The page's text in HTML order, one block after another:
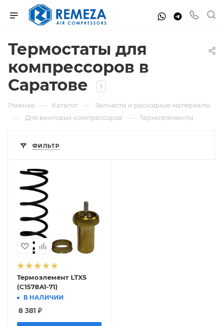
Термостаты для
компрессоров в
Саратове
1
Главная — Каталог — Запчасти и расходные материалы
— Для винтовых компрессоров — Термоэлементы
ФИЛЬТР
Термоэлемент LTX5
(C1578A1-71)
В НАЛИЧИИ
8 381 ₽